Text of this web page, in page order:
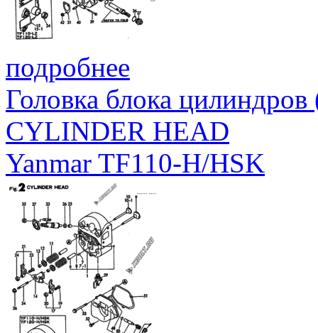
подробнее
Головка блока
CYLINDER HEAD
Yanmar TF110-H/HSK